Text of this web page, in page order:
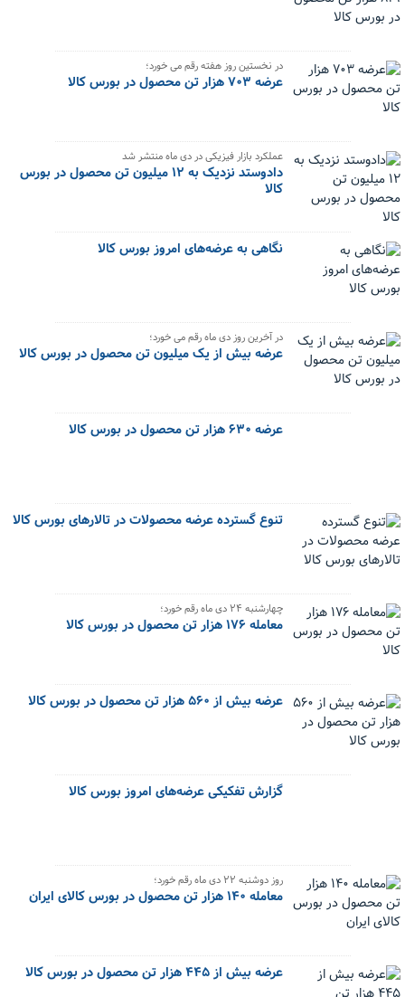
در نخستین روز هفته رقم می خورد؛
عرضه ۷۰۳ هزار تن محصول در بورس کالا
عملکرد بازار فیزیکی در دی ماه منتشر شد
دادوستد نزدیک به ۱۲ میلیون تن محصول در بورس
کالا
نگاهی به عرضه‌های امروز بورس کالا
در آخرین روز دی ماه رقم می خورد؛
عرضه بیش از یک میلیون تن محصول در بورس کالا
عرضه ۶۳۰ هزار تن محصول در بورس کالا
تنوع گسترده عرضه محصولات در تالارهای بورس کالا
چهارشنبه ۲۴ دی ماه رقم خورد؛
معامله ۱۷۶ هزار تن محصول در بورس کالا
عرضه بیش از ۵۶۰ هزار تن محصول در بورس کالا
گزارش تفکیکی عرضه‌های امروز بورس کالا
روز دوشنبه ۲۲ دی ماه رقم خورد؛
معامله ۱۴۰ هزار تن محصول در بورس کالای ایران
عرضه بیش از ۴۴۵ هزار تن محصول در بورس کالا